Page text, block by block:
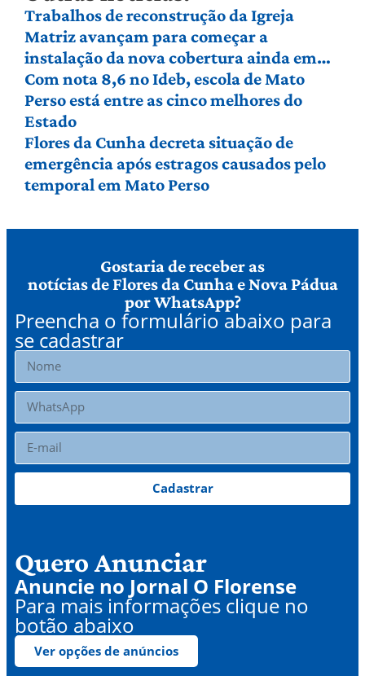
Trabalhos de reconstrução da Igreja
Matriz avançam para começar a
instalação da nova cobertura ainda em
agosto
Com nota 8,6 no Ideb, escola de Mato
Perso está entre as cinco melhores do
Estado
Flores da Cunha decreta situação de
emergência após estragos causados pelo
temporal em Mato Perso
Gostaria de receber as
notícias de Flores da Cunha e Nova Pádua
por WhatsApp?
Preencha o formulário abaixo para
se cadastrar
Cadastrar
Quero Anunciar
Anuncie no Jornal O Florense
Para mais informações clique no
botão abaixo
Ver opções de anúncios